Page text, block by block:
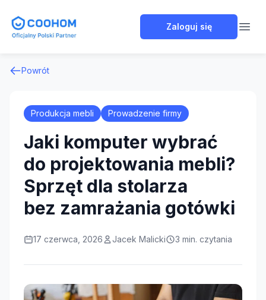
Coohom Polska Zaloguj się
Powrót
Produkcja mebli Prowadzenie firmy
Jaki komputer wybrać
do projektowania mebli?
Sprzęt dla stolarza
bez zamrażania gotówki
17 czerwca, 2026 Jacek Malicki 3 min. czytania